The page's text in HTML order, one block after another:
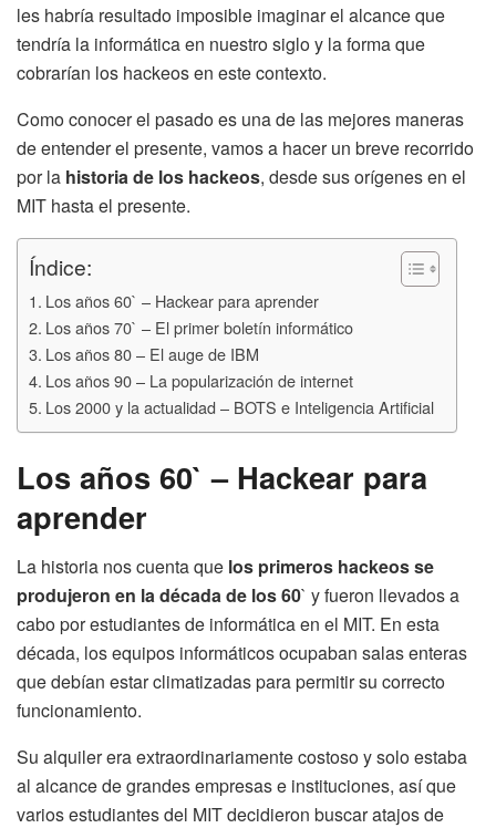
les habría resultado imposible imaginar el alcance que
tendría la informática en nuestro siglo y la forma que
cobrarían los hackeos en este contexto.
Como conocer el pasado es una de las mejores maneras
de entender el presente, vamos a hacer un breve recorrido
por la historia de los hackeos, desde sus orígenes en el
MIT hasta el presente.
Índice:
Los años 60` – Hackear para aprender
Los años 70` – El primer boletín informático
Los años 80 – El auge de IBM
Los años 90 – La popularización de internet
Los 2000 y la actualidad – BOTS e Inteligencia Artificial
Los años 60` – Hackear para
aprender
La historia nos cuenta que los primeros hackeos se
produjeron en la década de los 60` y fueron llevados a
cabo por estudiantes de informática en el MIT. En esta
década, los equipos informáticos ocupaban salas enteras
que debían estar climatizadas para permitir su correcto
funcionamiento.
Su alquiler era extraordinariamente costoso y solo estaba
al alcance de grandes empresas e instituciones, así que
varios estudiantes del MIT decidieron buscar atajos de